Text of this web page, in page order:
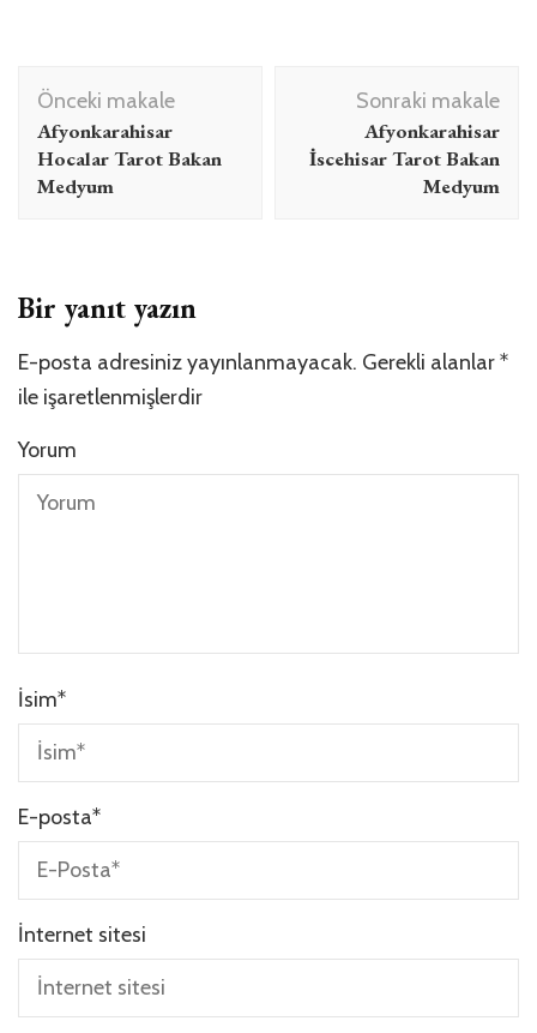
Yazı
dolaşımı
Önceki makale
Afyonkarahisar
Hocalar Tarot Bakan
Medyum
Sonraki makale
Afyonkarahisar
İscehisar Tarot Bakan
Medyum
Bir yanıt yazın
E-posta adresiniz yayınlanmayacak. Gerekli alanlar*
ile işaretlenmişlerdir
Yorum
İsim*
E-posta*
İnternet sitesi